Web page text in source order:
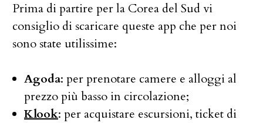
Prima di partire per la Corea del Sud vi
consiglio di scaricare queste app che per noi
sono state utilissime:
Agoda: per prenotare camere e alloggi al
prezzo più basso in circolazione;
Klook: per acquistare escursioni, ticket di